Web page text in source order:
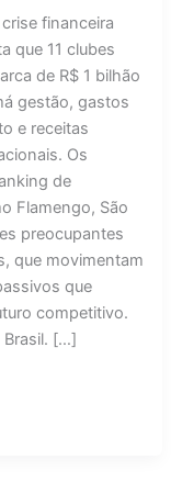
financeira
que 11 clubes
de R$ 1 bilhão
gestão, gastos
e receitas
Os
de
Flamengo, São
preocupantes
que movimentam
que
competitivo.
Brasil. […]